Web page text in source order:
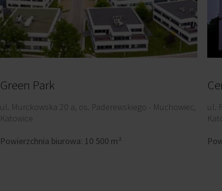
Green Park
ul. Murckowska 20 a, os. Paderewskiego - Muchowiec,
Katowice
Powierzchnia biurowa: 10 500 m²
ul.